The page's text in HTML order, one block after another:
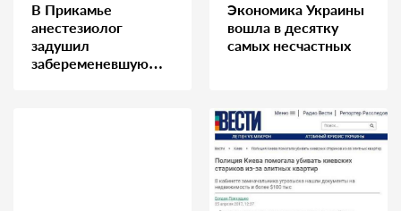
В Прикамье
анестезиолог
задушил
забеременевшую
Экономика Украины
вошла в десятку
самых несчастных